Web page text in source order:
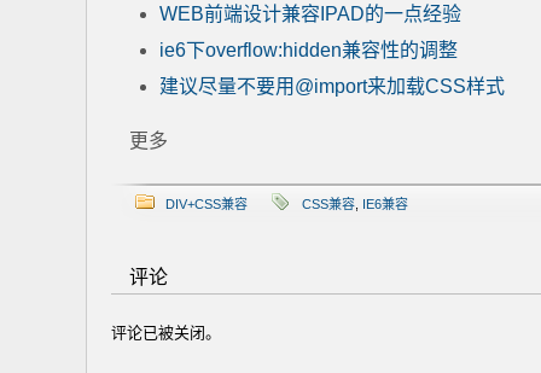
WEB前端设计兼容IPAD的一点经验
ie6下overflow:hidden兼容性的调整
建议尽量不要用@import来加载CSS样式
更多
DIV+CSS兼容 CSS兼容 IE6兼容
评论
评论已被关闭。